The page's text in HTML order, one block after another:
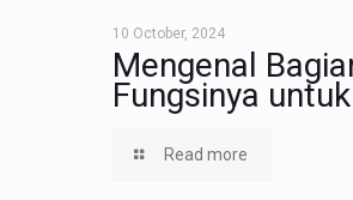
10 October, 2024
Mengenal
Fungsinya
Read more